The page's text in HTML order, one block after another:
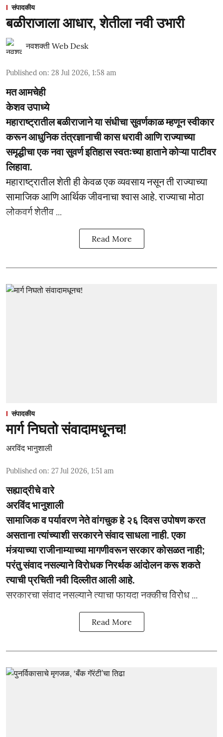
संपादकीय
बळीराजाला आधार, शेतीला नवी उभारी
नवशक्ती Web Desk
Published on: 28 Jul 2026, 1:58 am
मत आमचेही
केशव उपाध्ये
महाराष्ट्रातील बळीराजाने या संधीचा सुवर्णकाळ म्हणून स्वीकार
करून आधुनिक तंत्रज्ञानाची कास धरावी आणि राज्याच्या
समृद्धीचा एक नवा सुवर्ण इतिहास स्वतःच्या हाताने कोऱ्या पाटीवर
लिहावा.
महाराष्ट्रातील शेती ही केवळ एक व्यवसाय नसून ती राज्याच्या
सामाजिक आणि आर्थिक जीवनाचा श्वास आहे. राज्याचा मोठा
लोकवर्ग शेतीव ...
Read More
संपादकीय
मार्ग निघतो संवादामधूनच!
अरविंद भानुशाली
Published on: 27 Jul 2026, 1:51 am
सह्याद्रीचे वारे
अरविंद भानुशाली
सामाजिक व पर्यावरण नेते वांगचुक हे २६ दिवस उपोषण करत
असताना त्यांच्याशी सरकारने संवाद साधला नाही. एका
मंत्र्याच्या राजीनाम्याच्या मागणीवरून सरकार कोसळत नाही;
परंतु संवाद नसल्याने विरोधक निरर्थक आंदोलन करू शकते
त्याची प्रचिती नवी दिल्लीत आली आहे.
सरकारचा संवाद नसल्याने त्याचा फायदा नक्कीच विरोध ...
Read More